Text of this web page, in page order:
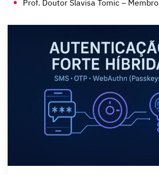
Prof. Doutor Slavisa Tomic – Membro